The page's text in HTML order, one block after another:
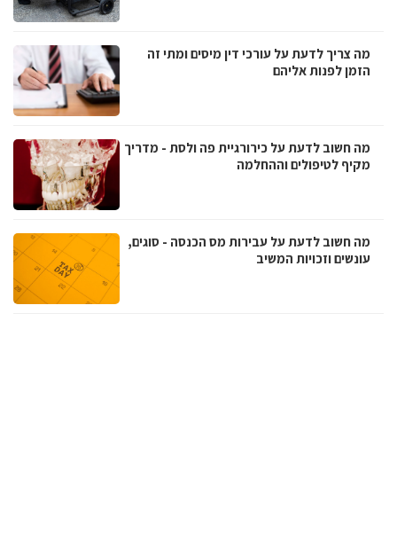
מה צריך לדעת על עורכי דין מיסים ומתי זה
הזמן לפנות אליהם
מה חשוב לדעת על כירורגיית פה ולסת - מדריך
מקיף לטיפולים וההחלמה
מה חשוב לדעת על עבירות מס הכנסה - סוגים,
עונשים וזכויות המשיב